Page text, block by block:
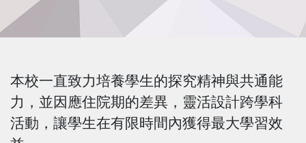
本校一直致力培養學生的探究精神與共通能
力，並因應住院期的差異，靈活設計跨學科
活動，讓學生在有限時間內獲得最大學習效